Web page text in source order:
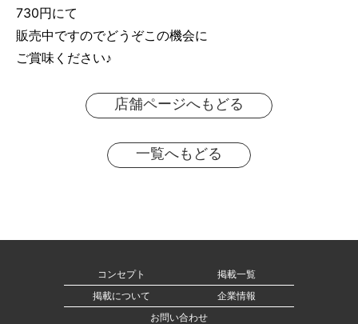
730円にて
販売中ですのでどうぞこの機会に
ご賞味ください♪
店舗ページへもどる
一覧へもどる
コンセプト
掲載一覧
掲載について
企業情報
お問い合わせ